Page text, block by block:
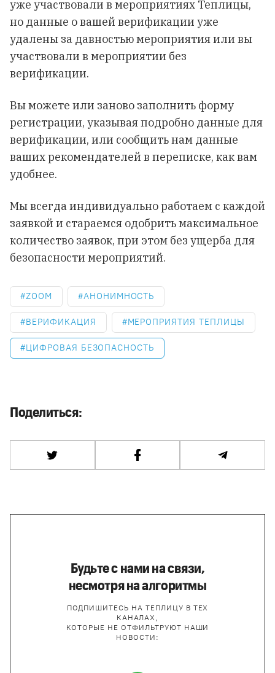
уже участвовали в мероприятиях Теплицы,
но данные о вашей верификации уже
удалены за давностью мероприятия или вы
участвовали в мероприятии без
верификации.
Вы можете или заново заполнить форму
регистрации, указывая подробно данные для
верификации, или сообщить нам данные
ваших рекомендателей в переписке, как вам
удобнее.
Мы всегда индивидуально работаем с каждой
заявкой и стараемся одобрить максимальное
количество заявок, при этом без ущерба для
безопасности мероприятий.
ZOOM АНОНИМНОСТЬ
ВЕРИФИКАЦИЯ МЕРОПРИЯТИЯ ТЕПЛИЦЫ
ЦИФРОВАЯ БЕЗОПАСНОСТЬ
Поделиться:
Будьте с нами на связи,
несмотря на алгоритмы
ПОДПИШИТЕСЬ НА ТЕПЛИЦУ В ТЕХ
КАНАЛАХ,
КОТОРЫЕ НЕ ОТФИЛЬТРУЮТ НАШИ
НОВОСТИ: